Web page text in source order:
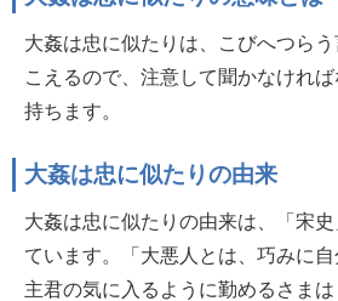
大姦は忠に似たりは、こびへつら
こえるので、注意して聞かなけれ
持ちます。
大姦は忠に似たりの由来
大姦は忠に似たりの由来は、「宋
ています。「大悪人とは、巧みに自
主君の気に入るように勤めるさま